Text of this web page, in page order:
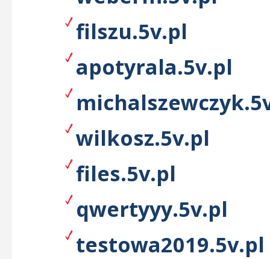
filszu.5v.pl
apotyrala.5v.pl
wilkosz.5v.pl
files.5v.pl
qwertyyy.5v.pl
testowa2019.5v.pl